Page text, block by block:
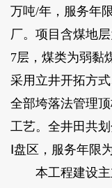
万吨/年，服务年
厂。项目含煤地
7层，煤类为弱黏
采用立井开拓方
全部垮落法管理
工艺。全井田共
Ⅰ盘区，服务年限
本工程建设主